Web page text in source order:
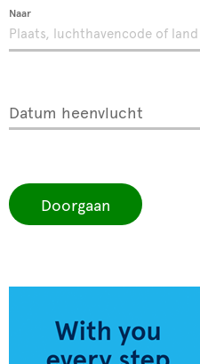
Naar
Datum heenvlucht
Doorgaan